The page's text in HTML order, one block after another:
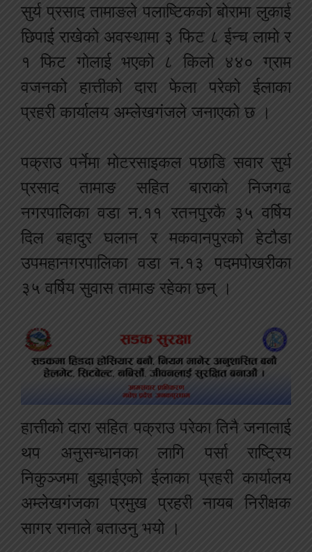
सुर्य प्रसाद तामाङले पलाष्टिकको बोरामा लुकाई
छिपाई राखेको अवस्थामा ३ फिट ८ ईन्च लामो र
१ फिट गोलाई भएको ८ किलो ४४० ग्राम
वजनको हात्तीको दारा फेला परेको ईलाका
प्रहरी कार्यालय अम्लेखगंजले जनाएको छ ।
पक्राउ पर्नेमा मोटरसाइकल पछाडि सवार सुर्य
प्रसाद तामाङ सहित बाराको निजगढ
नगरपालिका वडा न.११ रतनपुरकै ३५ वर्षिय
दिल बहादुर घलान र मकवानपुरको हेटौडा
उपमहानगरपालिका वडा न.१३ पदमपोखरीका
३५ वर्षिय सुवास तामाङ रहेका छन् ।
हात्तीको दारा सहित पक्राउ परेका तिनै जनालाई
थप अनुसन्धानका लागि पर्सा राष्ट्रिय
निकुञ्जमा बुझाईएको ईलाका प्रहरी कार्यालय
अम्लेखगंजका प्रमुख प्रहरी नायब निरीक्षक
सागर रानाले बताउनु भयो ।